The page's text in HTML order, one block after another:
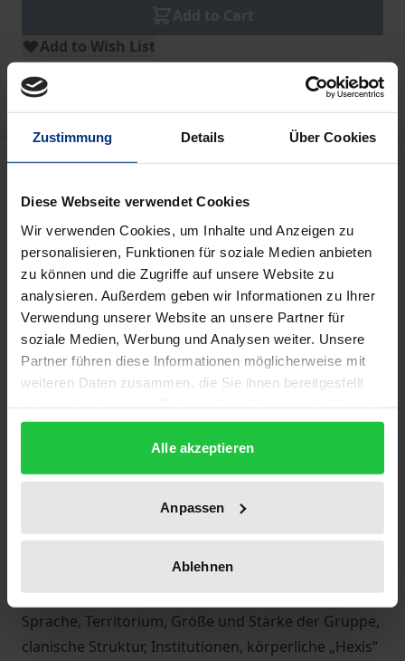
Zustimmung Details Über Cookies
Diese Webseite verwendet Cookies
Wir verwenden Cookies, um Inhalte und Anzeigen zu
personalisieren, Funktionen für soziale Medien anbieten
zu können und die Zugriffe auf unsere Website zu
analysieren. Außerdem geben wir Informationen zu Ihrer
Verwendung unserer Website an unsere Partner für
soziale Medien, Werbung und Analysen weiter. Unsere
Partner führen diese Informationen möglicherweise mit
weiteren Daten zusammen, die Sie ihnen bereitgestellt
gesammelt haben.
Alle akzeptieren
Anpassen
Ablehnen
Add to Wish List
Delivery cost notice
Description
wie auch in vielen Ländern der Dritten Welt, eine
neue Betonung ethnischer Identität einher mit einer
Rückkehr zu religiösen Überzeugungen und
Überlieferungen. Um dieses Phänomen zu
untersuchen, wird in dieser Arbeit ein theoretisches
Modell der Identität entworfen, welches die
wichtigsten der von den Sozial- und
Naturwissenschaften erarbeiteten Parameter der
Gruppenidentität artikuliert: Ursprungs- und
Schöpfungsmythen, kollektives Gedächtnis,
Beziehungen mit der „out-group“, Ideologie,
Glaubensinhalte, ästhetische Kategorien, sozialer
Status und soziale Rollen, Normen und Werte,
Individuations-Operatoren (Name, Wir-Form),
Sprache, Territorium, Größe und Stärke der Gruppe,
clanische Struktur, Institutionen, körperliche „Hexis“